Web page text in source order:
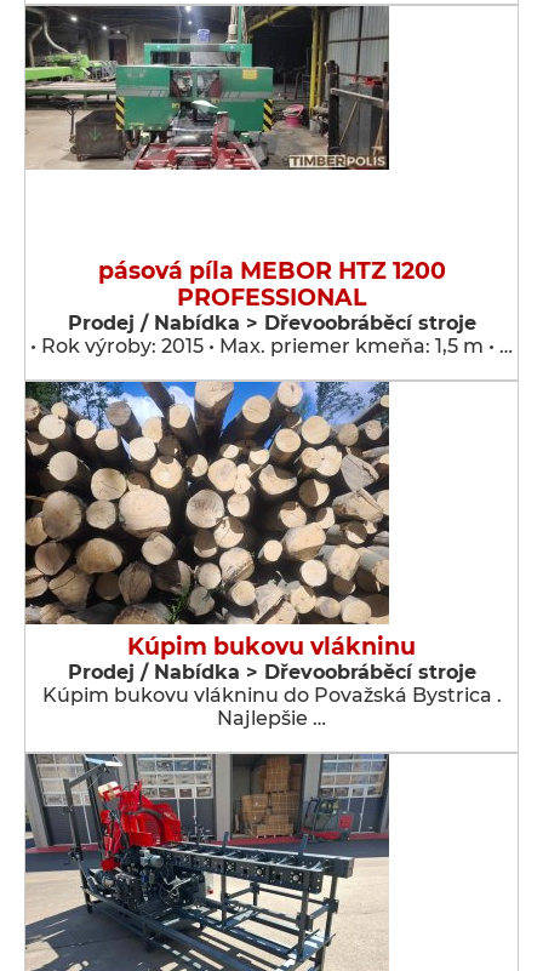
pásová píla MEBOR HTZ 1200
PROFESSIONAL
Prodej / Nabídka > Dřevoobráběcí stroje
• Rok výroby: 2015 • Max. priemer kmeňa: 1,5 m • …
Kúpim bukovu vlákninu
Prodej / Nabídka > Dřevoobráběcí stroje
Kúpim bukovu vlákninu do Považská Bystrica .
Najlepšie …